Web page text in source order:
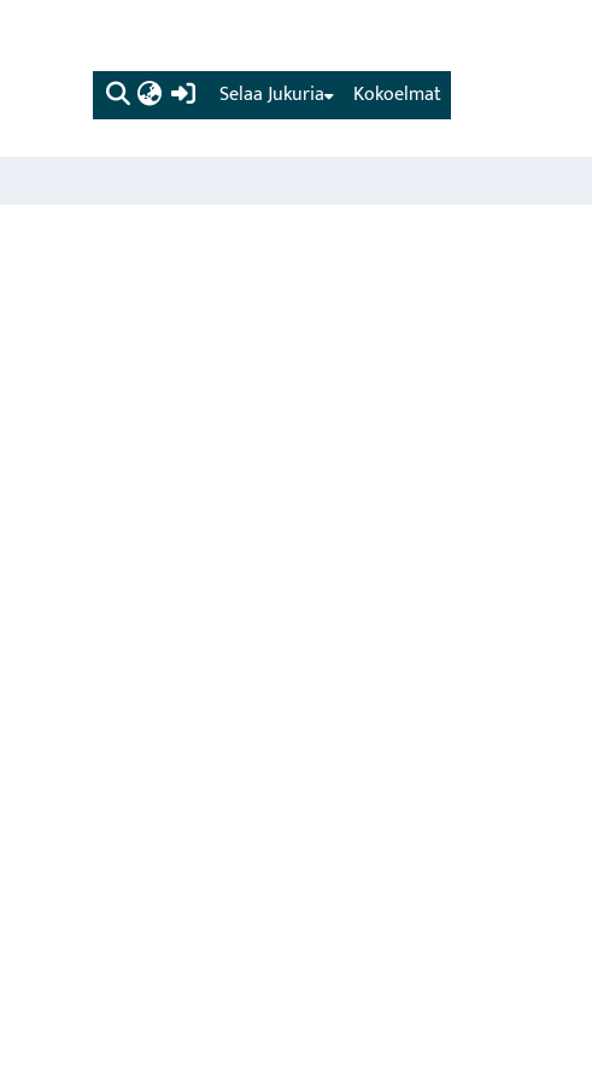
(current) Kokoelmat
Selaa Jukuria